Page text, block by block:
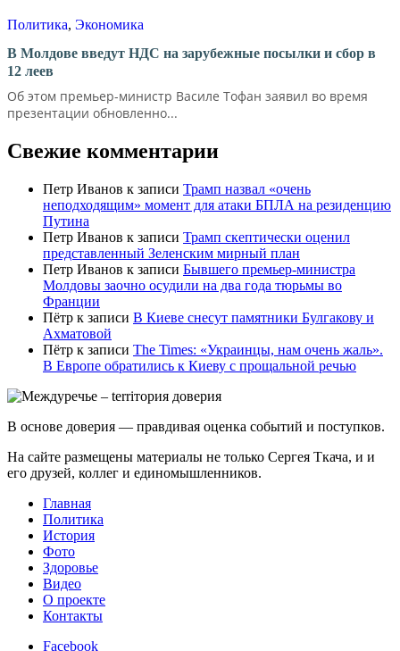
Политика, Экономика
В Молдове введут НДС на зарубежные посылки и сбор в
12 леев
Об этом премьер-министр Василе Тофан заявил во время
презентации обновленно...
Свежие комментарии
Петр Иванов к записи Трамп назвал «очень
неподходящим» момент для атаки БПЛА на резиденцию
Путина
Петр Иванов к записи Трамп скептически оценил
представленный Зеленским мирный план
Петр Иванов к записи Бывшего премьер-министра
Молдовы заочно осудили на два года тюрьмы во
Франции
Пётр к записи В Киеве снесут памятники Булгакову и
Ахматовой
Пётр к записи Тhe Times: «Украинцы, нам очень жаль».
В Европе обратились к Киеву с прощальной речью
В основе доверия — правдивая оценка событий и поступков.
На сайте размещены материалы не только Сергея Ткача, и и
его друзей, коллег и единомышленников.
Главная
Политика
История
Фото
Здоровье
Видео
О проекте
Контакты
Facebook